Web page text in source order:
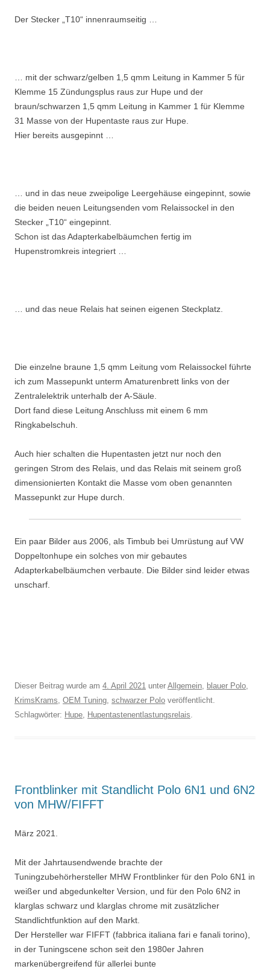
Der Stecker „T10“ innenraumseitig …
… mit der schwarz/gelben 1,5 qmm Leitung in Kammer 5 für
Klemme 15 Zündungsplus raus zur Hupe und der
braun/schwarzen 1,5 qmm Leitung in Kammer 1 für Klemme
31 Masse von der Hupentaste raus zur Hupe.
Hier bereits ausgepinnt …
… und in das neue zweipolige Leergehäuse eingepinnt, sowie
die beiden neuen Leitungsenden vom Relaissockel in den
Stecker „T10“ eingepinnt.
Schon ist das Adapterkabelbäumchen fertig im
Hupenstromkreis integriert …
… und das neue Relais hat seinen eigenen Steckplatz.
Die einzelne braune 1,5 qmm Leitung vom Relaissockel führte
ich zum Massepunkt unterm Amaturenbrett links von der
Zentralelektrik unterhalb der A-Säule.
Dort fand diese Leitung Anschluss mit einem 6 mm
Ringkabelschuh.
Auch hier schalten die Hupentasten jetzt nur noch den
geringen Strom des Relais, und das Relais mit seinem groß
dimensionierten Kontakt die Masse vom oben genannten
Massepunkt zur Hupe durch.
Ein paar Bilder aus 2006, als Timbub bei Umrüstung auf VW
Doppeltonhupe ein solches von mir gebautes
Adapterkabelbäumchen verbaute. Die Bilder sind leider etwas
unscharf.
Dieser Beitrag wurde am 4. April 2021 unter Allgemein, blauer Polo,
KrimsKrams, OEM Tuning, schwarzer Polo veröffentlicht.
Schlagwörter: Hupe, Hupentastenentlastungsrelais.
Frontblinker mit Standlicht Polo 6N1 und 6N2
von MHW/FIFFT
März 2021.
Mit der Jahrtausendwende brachte der
Tuningzubehörhersteller MHW Frontblinker für den Polo 6N1 in
weißer und abgedunkelter Version, und für den Polo 6N2 in
klarglas schwarz und klarglas chrome mit zusätzlicher
Standlichtfunktion auf den Markt.
Der Hersteller war FIFFT (fabbrica italiana fari e fanali torino),
in der Tuningscene schon seit den 1980er Jahren
markenübergreifend für allerlei bunte